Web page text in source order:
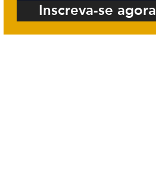
Inscreva-se agora